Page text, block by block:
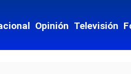
Opinión Televisión